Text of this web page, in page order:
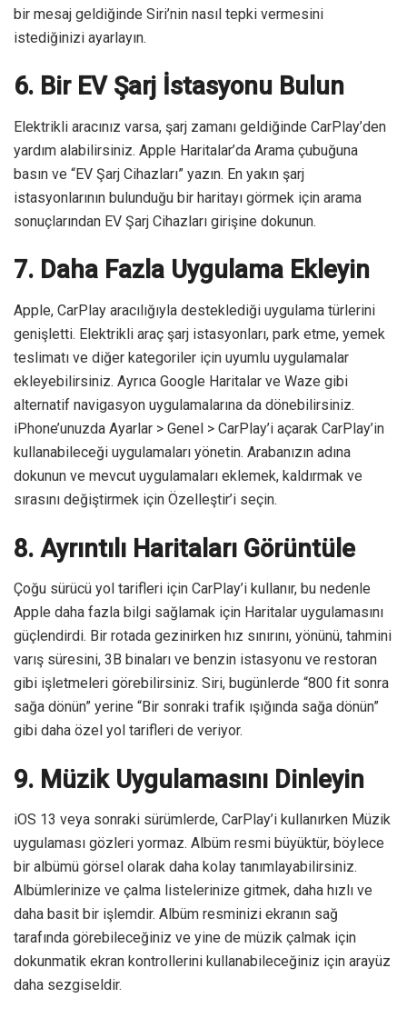
bir mesaj geldiğinde Siri’nin nasıl tepki vermesini
istediğinizi ayarlayın.
6. Bir EV Şarj İstasyonu Bulun
Elektrikli aracınız varsa, şarj zamanı geldiğinde CarPlay’den
yardım alabilirsiniz. Apple Haritalar’da Arama çubuğuna
basın ve “EV Şarj Cihazları” yazın. En yakın şarj
istasyonlarının bulunduğu bir haritayı görmek için arama
sonuçlarından EV Şarj Cihazları girişine dokunun.
7. Daha Fazla Uygulama Ekleyin
Apple, CarPlay aracılığıyla desteklediği uygulama türlerini
genişletti. Elektrikli araç şarj istasyonları, park etme, yemek
teslimatı ve diğer kategoriler için uyumlu uygulamalar
ekleyebilirsiniz. Ayrıca Google Haritalar ve Waze gibi
alternatif navigasyon uygulamalarına da dönebilirsiniz.
iPhone’unuzda Ayarlar > Genel > CarPlay’i açarak CarPlay’in
kullanabileceği uygulamaları yönetin. Arabanızın adına
dokunun ve mevcut uygulamaları eklemek, kaldırmak ve
sırasını değiştirmek için Özelleştir’i seçin.
8. Ayrıntılı Haritaları Görüntüle
Çoğu sürücü yol tarifleri için CarPlay’i kullanır, bu nedenle
Apple daha fazla bilgi sağlamak için Haritalar uygulamasını
güçlendirdi. Bir rotada gezinirken hız sınırını, yönünü, tahmini
varış süresini, 3B binaları ve benzin istasyonu ve restoran
gibi işletmeleri görebilirsiniz. Siri, bugünlerde “800 fit sonra
sağa dönün” yerine “Bir sonraki trafik ışığında sağa dönün”
gibi daha özel yol tarifleri de veriyor.
9. Müzik Uygulamasını Dinleyin
iOS 13 veya sonraki sürümlerde, CarPlay’i kullanırken Müzik
uygulaması gözleri yormaz. Albüm resmi büyüktür, böylece
bir albümü görsel olarak daha kolay tanımlayabilirsiniz.
Albümlerinize ve çalma listelerinize gitmek, daha hızlı ve
daha basit bir işlemdir. Albüm resminizi ekranın sağ
tarafında görebileceğiniz ve yine de müzik çalmak için
dokunmatik ekran kontrollerini kullanabileceğiniz için arayüz
daha sezgiseldir.